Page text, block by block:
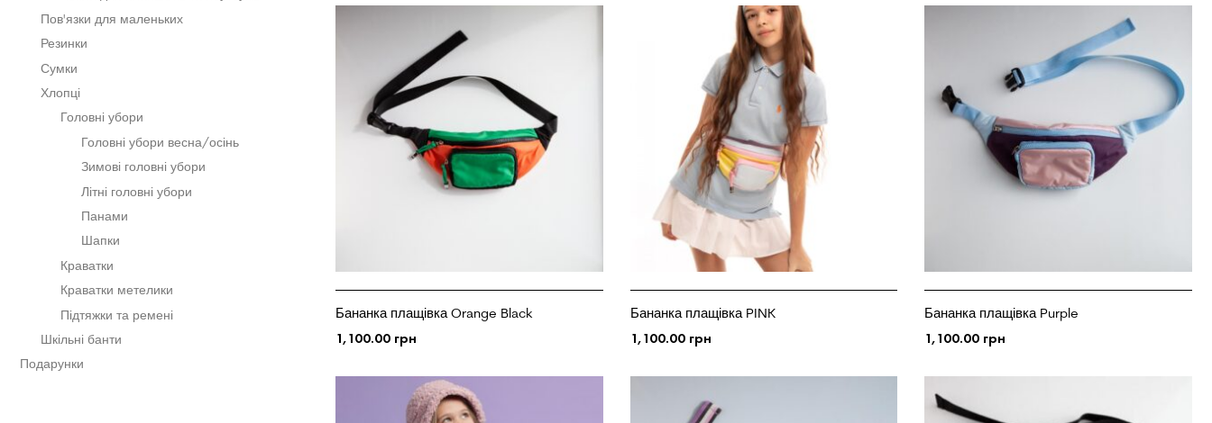
Бананка плащівка Orange Black
1,100.00 грн
Бананка плащівка PINK
1,100.00 грн
Бананка плащівка Purple
1,100.00 грн
Пов'язки для маленьких
Резинки
Сумки
Хлопці
Головні убори
Головні убори весна/осінь
Зимові головні убори
Літні головні убори
Панами
Шапки
Краватки
Краватки метелики
Підтяжки та ремені
Шкільні банти
Подарунки